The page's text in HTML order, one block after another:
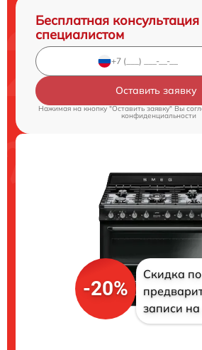
Бесплатная консультация
специалистом
Оставить заявку
Нажимая на кнопку "Оставить заявку" Вы
конфиденциальности
-20%
Скидка по
записи на